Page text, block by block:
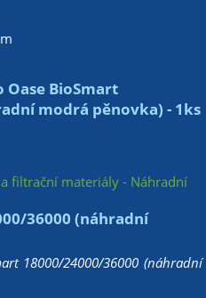
BioSmart
modrá pěnovka) - 1ks
filtrační materiály - Náhradní
36000 (náhradní
18000/24000/36000 (náhradní